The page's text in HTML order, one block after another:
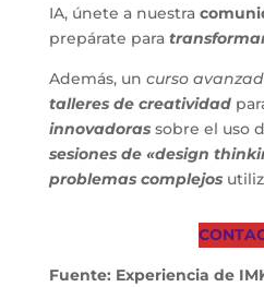
IA, únete a nuestra
prepárate para
Además, un curso
talleres de creatividad
innovadoras sobre el uso
sesiones de «design
problemas complejos
Fuente: Experiencia de